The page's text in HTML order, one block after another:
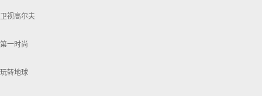
卫视高尔夫
第一时尚
玩转地球